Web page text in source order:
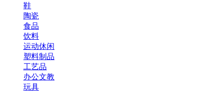
鞋
陶瓷
食品
饮料
运动休闲
塑料制品
工艺品
办公文教
玩具